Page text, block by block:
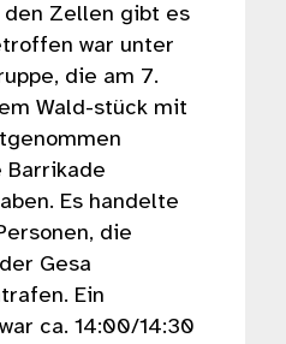
den Zellen gibt es
war unter
die am 7.
Wald-stück mit
Barrikade
Es handelte
die
Gesa
Ein
ca. 14:00/14:30